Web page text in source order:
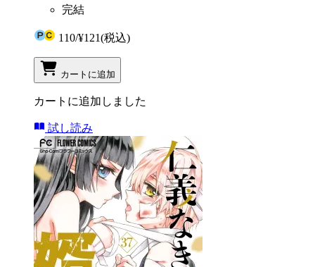
完結
110/¥121(税込)
カートに追加
カートに追加しました
試し読み